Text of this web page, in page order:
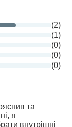
(2)
(1)
(0)
(0)
(0)
та
я
внутрішні